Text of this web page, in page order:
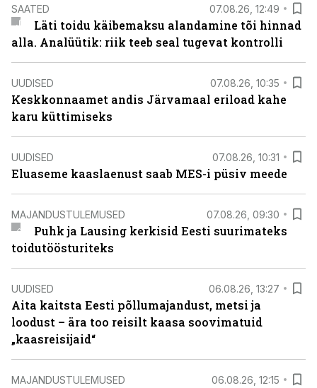
SAATED 07.08.26, 12:49
Läti toidu käibemaksu alandamine tõi hinnad
alla. Analüütik: riik teeb seal tugevat kontrolli
UUDISED 07.08.26, 10:35
Keskkonnaamet andis Järvamaal eriload kahe
karu küttimiseks
UUDISED 07.08.26, 10:31
Eluaseme kaaslaenust saab MES-i püsiv meede
MAJANDUSTULEMUSED 07.08.26, 09:30
Puhk ja Lausing kerkisid Eesti suurimateks
toidutöösturiteks
UUDISED 06.08.26, 13:27
Aita kaitsta Eesti põllumajandust, metsi ja
loodust – ära too reisilt kaasa soovimatuid
„kaasreisijaid“
MAJANDUSTULEMUSED 06.08.26, 12:15